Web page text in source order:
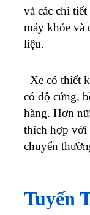
và các chi
máy khỏe và
liệu.
Xe có thiết
có độ cứng,
hàng. Hơn
thích hợp với
chuyển
Tuyến